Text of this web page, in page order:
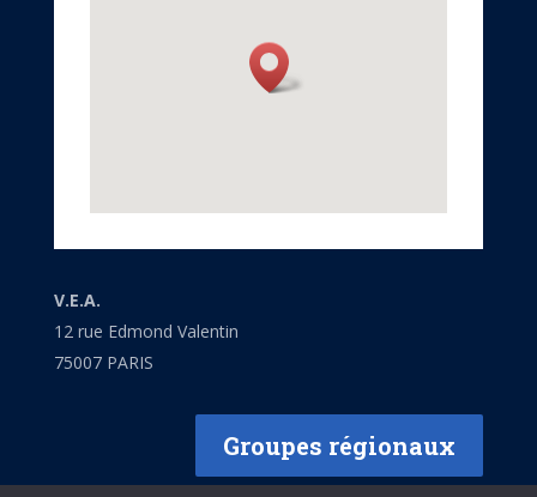
V.E.A.
12 rue Edmond Valentin
75007 PARIS
Groupes régionaux